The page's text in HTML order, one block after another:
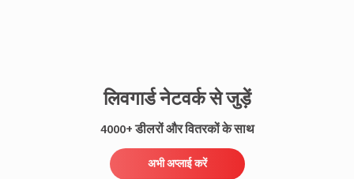
लिवगार्ड नेटवर्क से जुड़ें
4000+ डीलरों और वितरकों के साथ
अभी अप्लाई करें